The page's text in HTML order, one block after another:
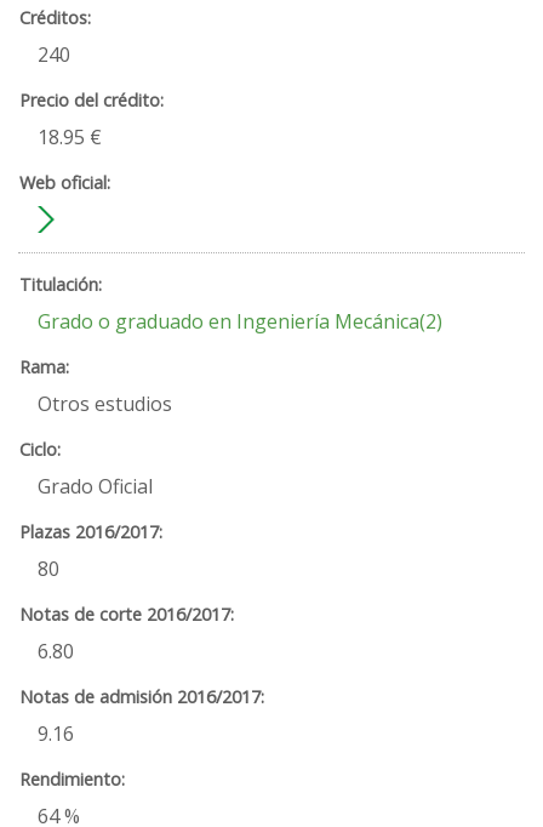
240
18.95 €
Grado o graduado en Ingeniería Mecánica(2)
Otros estudios
Grado Oficial
80
6.80
9.16
64 %